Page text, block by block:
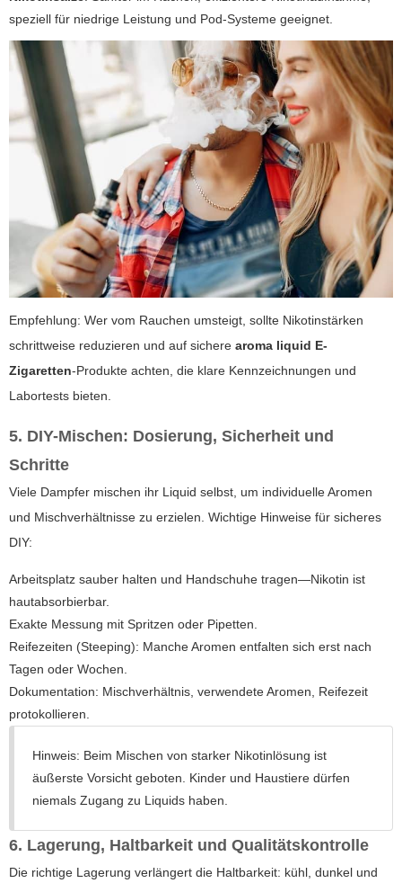
speziell für niedrige Leistung und Pod-Systeme geeignet.
Empfehlung: Wer vom Rauchen umsteigt, sollte Nikotinstärken
schrittweise reduzieren und auf sichere aroma liquid E-
Zigaretten-Produkte achten, die klare Kennzeichnungen und
Labortests bieten.
5. DIY-Mischen: Dosierung, Sicherheit und
Schritte
Viele Dampfer mischen ihr Liquid selbst, um individuelle Aromen
und Mischverhältnisse zu erzielen. Wichtige Hinweise für sicheres
DIY:
Arbeitsplatz sauber halten und Handschuhe tragen—Nikotin ist
hautabsorbierbar.
Exakte Messung mit Spritzen oder Pipetten.
Reifezeiten (Steeping): Manche Aromen entfalten sich erst nach
Tagen oder Wochen.
Dokumentation: Mischverhältnis, verwendete Aromen, Reifezeit
protokollieren.
Hinweis: Beim Mischen von starker Nikotinlösung ist
äußerste Vorsicht geboten. Kinder und Haustiere dürfen
niemals Zugang zu Liquids haben.
6. Lagerung, Haltbarkeit und Qualitätskontrolle
Die richtige Lagerung verlängert die Haltbarkeit: kühl, dunkel und